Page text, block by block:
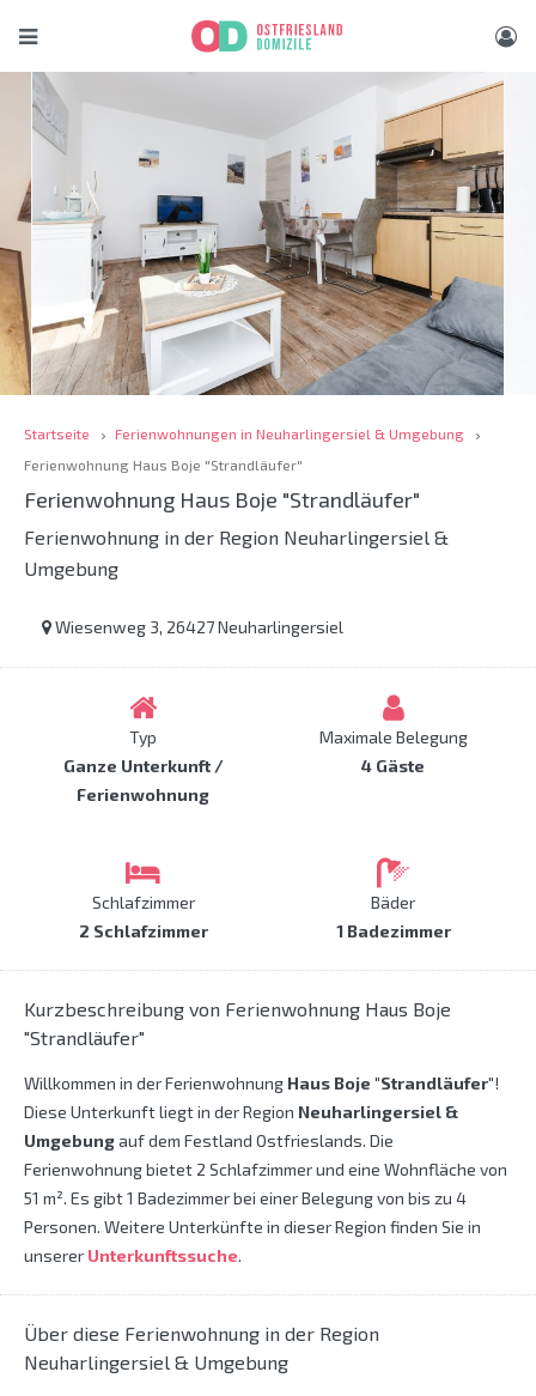
Startseite
Ferienwohnungen in Neuharlingersiel & Umgebung
Ferienwohnung Haus Boje "Strandläufer"
Ferienwohnung Haus Boje "Strandläufer"
Ferienwohnung in der Region Neuharlingersiel &
Umgebung
Wiesenweg 3, 26427 Neuharlingersiel
Typ
Ganze Unterkunft /
Ferienwohnung
Maximale Belegung
4 Gäste
Schlafzimmer
2 Schlafzimmer
Bäder
1 Badezimmer
Kurzbeschreibung von Ferienwohnung Haus Boje
"Strandläufer"
Willkommen in der Ferienwohnung Haus Boje "Strandläufer"!
Diese Unterkunft liegt in der Region Neuharlingersiel &
Umgebungauf dem Festland Ostfrieslands. Die
Ferienwohnung bietet 2 Schlafzimmer und eine Wohnfläche von
51 m². Es gibt 1 Badezimmer bei einer Belegung von bis zu 4
Personen. Weitere Unterkünfte in dieser Region finden Sie in
unserer Unterkunftssuche.
Über diese Ferienwohnung in der Region
Neuharlingersiel & Umgebung